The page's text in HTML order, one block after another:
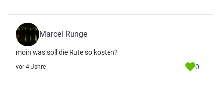
Marcel Runge
moin was soll die Rute so kosten?
vor 4 Jahre 0